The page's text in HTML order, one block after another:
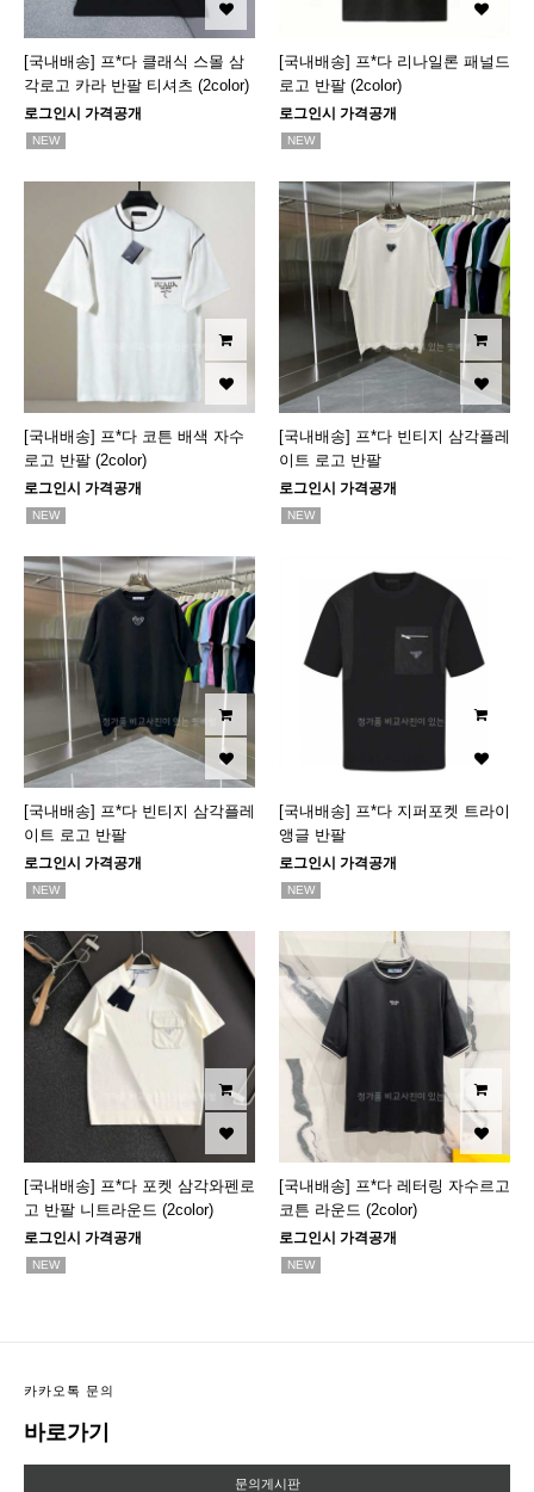
[국내배송] 프*다 클래식 스몰 삼
각로고 카라 반팔 티셔츠 (2color)
로그인시 가격공개
NEW
[국내배송] 프*다 리나일론 패널드
로고 반팔 (2color)
로그인시 가격공개
NEW
[국내배송] 프*다 코튼 배색 자수
로고 반팔 (2color)
로그인시 가격공개
NEW
[국내배송] 프*다 빈티지 삼각플레
이트 로고 반팔
로그인시 가격공개
NEW
[국내배송] 프*다 빈티지 삼각플레
이트 로고 반팔
로그인시 가격공개
NEW
[국내배송] 프*다 지퍼포켓 트라이
앵글 반팔
로그인시 가격공개
NEW
[국내배송] 프*다 포켓 삼각와펜로
고 반팔 니트라운드 (2color)
로그인시 가격공개
NEW
[국내배송] 프*다 레터링 자수르고
코튼 라운드 (2color)
로그인시 가격공개
NEW
카카오톡 문의
바로가기
문의게시판